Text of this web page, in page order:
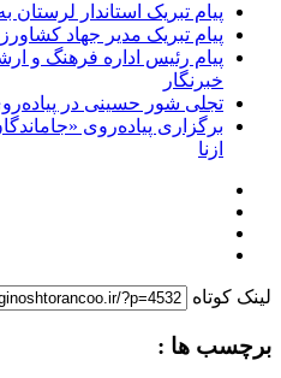
پیام تبریک استاندار لرستان
پیام تبریک مدیر جهاد
پیام رئیس اداره فرهنگ و
خبرنگار
تجلی شور حسینی در
برگزاری پیاده‌روی
ازنا
لینک کوتاه
برچسب ها :